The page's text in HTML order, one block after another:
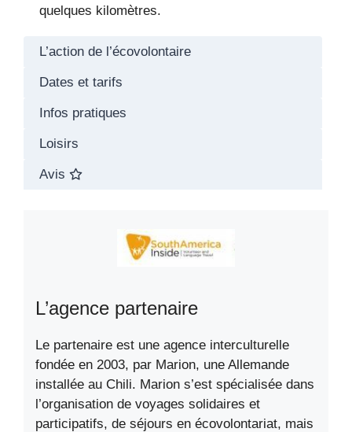
quelques kilomètres.
L’action de l’écovolontaire
Dates et tarifs
Infos pratiques
Loisirs
Avis
L’agence partenaire
Le partenaire est une agence interculturelle
fondée en 2003, par Marion, une Allemande
installée au Chili. Marion s’est spécialisée dans
l’organisation de voyages solidaires et
participatifs, de séjours en écovolontariat, mais